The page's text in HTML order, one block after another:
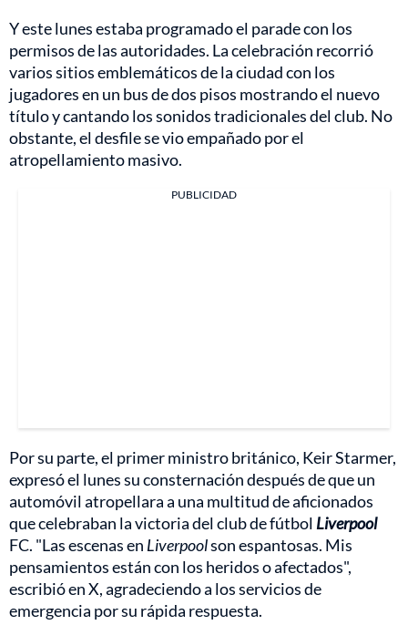
Y este lunes estaba programado el parade con los
permisos de las autoridades. La celebración recorrió
varios sitios emblemáticos de la ciudad con los
jugadores en un bus de dos pisos mostrando el nuevo
título y cantando los sonidos tradicionales del club. No
obstante, el desfile se vio empañado por el
atropellamiento masivo.
PUBLICIDAD
Por su parte, el primer ministro británico, Keir Starmer,
expresó el lunes su consternación después de que un
automóvil atropellara a una multitud de aficionados
que celebraban la victoria del club de fútbol Liverpool
FC. "Las escenas en Liverpoolson espantosas. Mis
pensamientos están con los heridos o afectados",
escribió en X, agradeciendo a los servicios de
emergencia por su rápida respuesta.